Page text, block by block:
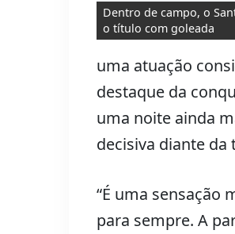
Dentro de campo, o
o título com goleada
uma atuação
destaque da
uma noite ainda
decisiva diante da
“É uma sensação
para sempre. A